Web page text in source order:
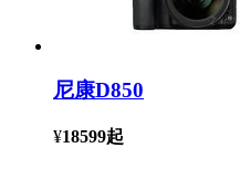
尼康D850
¥18599起